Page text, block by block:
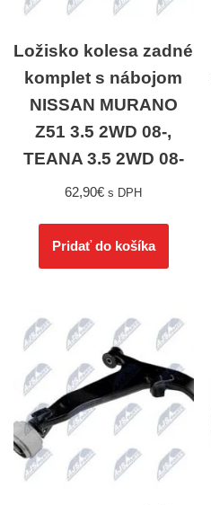
Ložisko kolesa zadné
komplet s nábojom
NISSAN MURANO
Z51 3.5 2WD 08-,
TEANA 3.5 2WD 08-
62,90€ s DPH
Pridať do košíka